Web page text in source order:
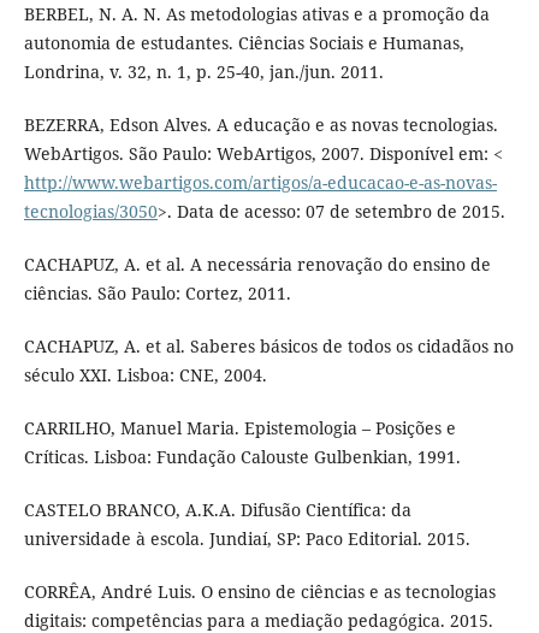
BERBEL, N. A. N. As metodologias ativas e a promoção da
autonomia de estudantes. Ciências Sociais e Humanas,
Londrina, v. 32, n. 1, p. 25-40, jan./jun. 2011.
BEZERRA, Edson Alves. A educação e as novas tecnologias.
WebArtigos. São Paulo: WebArtigos, 2007. Disponível em: <
http://www.webartigos.com/artigos/a-educacao-e-as-novas-
tecnologias/3050>. Data de acesso: 07 de setembro de 2015.
CACHAPUZ, A. et al. A necessária renovação do ensino de
ciências. São Paulo: Cortez, 2011.
CACHAPUZ, A. et al. Saberes básicos de todos os cidadãos no
século XXI. Lisboa: CNE, 2004.
CARRILHO, Manuel Maria. Epistemologia – Posições e
Críticas. Lisboa: Fundação Calouste Gulbenkian, 1991.
CASTELO BRANCO, A.K.A. Difusão Científica: da
universidade à escola. Jundiaí, SP: Paco Editorial. 2015.
CORRÊA, André Luis. O ensino de ciências e as tecnologias
digitais: competências para a mediação pedagógica. 2015.